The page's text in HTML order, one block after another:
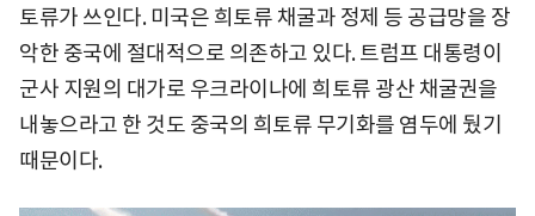
토류가 쓰인다. 미국은 희토류 채굴과 정제 등 공급망을 장
악한 중국에 절대적으로 의존하고 있다. 트럼프 대통령이
군사 지원의 대가로 우크라이나에 희토류 광산 채굴권을
내놓으라고 한 것도 중국의 희토류 무기화를 염두에 뒀기
때문이다.